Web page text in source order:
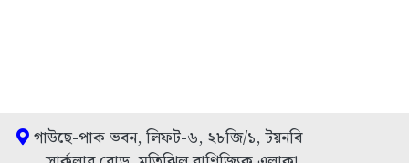
গাউছে-পাক ভবন, লিফট-৬, ২৮জি/১, টয়নবি